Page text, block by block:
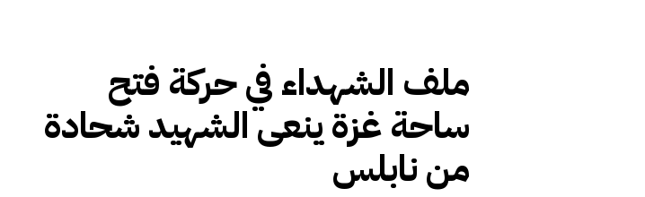
ملف الشهداء في حركة فتح
ساحة غزة ينعى الشهيد شحادة
من نابلس